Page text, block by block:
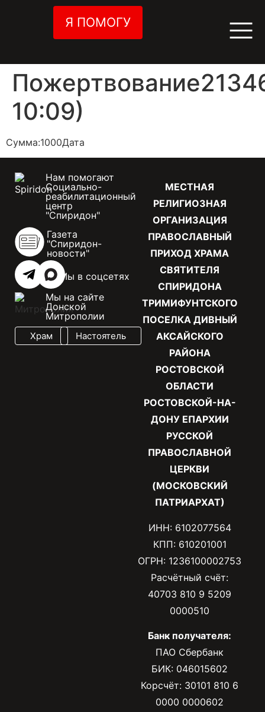
Я ПОМОГУ
10:09)
Сумма:1000Дата
МЕСТНАЯ
РЕЛИГИОЗНАЯ
ОРГАНИЗАЦИЯ
ПРАВОСЛАВНЫЙ
ПРИХОД ХРАМА
СВЯТИТЕЛЯ
СПИРИДОНА
ТРИМИФУНТСКОГО
ПОСЕЛКА ДИВНЫЙ
АКСАЙСКОГО
РАЙОНА
РОСТОВСКОЙ
ОБЛАСТИ
РОСТОВСКОЙ-НА-
ДОНУ ЕПАРХИИ
РУССКОЙ
ПРАВОСЛАВНОЙ
ЦЕРКВИ
(МОСКОВСКИЙ
ПАТРИАРХАТ)
ИНН: 6102077564
КПП: 610201001
ОГРН: 1236100002753
Расчётный счёт:
40703 810 9 5209
0000510
Банк получателя:
ПАО Сбербанк
БИК: 046015602
Корсчёт: 30101 810 6
0000 0000602
Нам помогают
Социально-
реабилитационный
центр
"Спиридон"
Газета
"Спиридон-
новости"
Мы в соцсетях
Мы на сайте
Донской
Митрополии
Храм Настоятель